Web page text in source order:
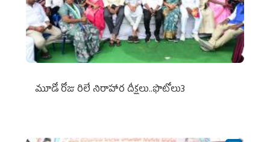
మూడో రోజు రిలే నిరాహార దీక్షలు..ఫొటోలు3